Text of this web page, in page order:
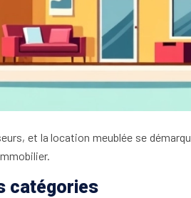
et la location meublée se
catégories